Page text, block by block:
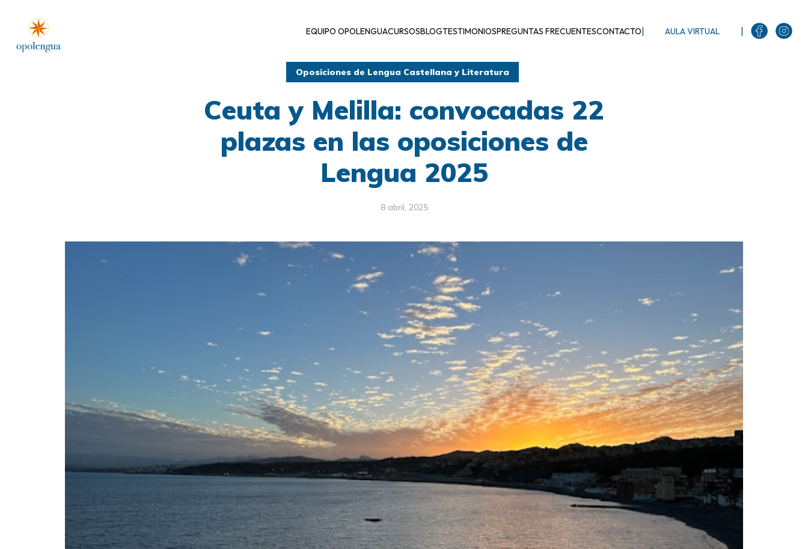
EQUIPO OPOLENGUACURSOSBLOGTESTIMONIOSPREGUNTAS FRECUENTESCONTACTO| AULA VIRTUAL |
Oposiciones de Lengua Castellana y Literatura
Ceuta y Melilla: convocadas 22
plazas en las oposiciones de
Lengua 2025
8 abril, 2025